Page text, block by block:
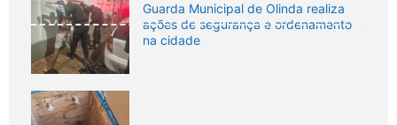
Guarda Municipal de Olinda realiza
ações de segurança e ordenamento
na cidade